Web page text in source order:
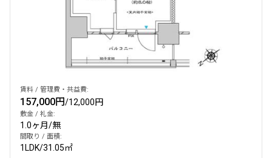
賃料 / 管理費・共益費:
157,000円/12,000円
敷金 / 礼金:
1.0ヶ月/無
間取り / 面積:
1LDK/31.05㎡